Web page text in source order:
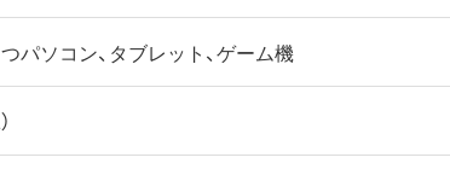
パソコン、タブレット、ゲーム機